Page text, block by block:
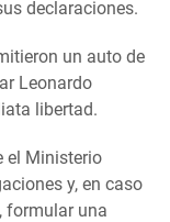
declaraciones.
un auto de
Leonardo
libertad.
el Ministerio
y, en caso
formular una